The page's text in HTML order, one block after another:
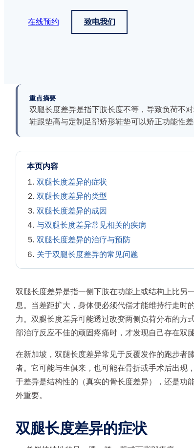
在线预约 致电我们
重点摘要
双腿长度差异是指下肢长度不等，导致负荷不
鞋跟垫高与定制足部矫形鞋垫可以矫正功能性
本页内容
双腿长度差异的症状
双腿长度差异的类型
双腿长度差异的成因
与双腿长度差异常见相关的疾病
双腿长度差异的治疗与预防
关于双腿长度差异的常见问题
双腿长度差异是指一侧下肢在功能上或结构上比另
息。当差距扩大，身体便必须代偿才能维持行走时
力。双腿长度差异可能透过改变两侧负荷分布的方
部治疗反应不佳的顽固疼痛时，才发现自己存在双腿
在新加坡，双腿长度差异常见于反覆发作的跑步者
者。它可能与生俱来，也可能在骨折或手术后出现
于差异是结构性的（真实的骨长度差异），还是功
外重要。
双腿长度差异的症状